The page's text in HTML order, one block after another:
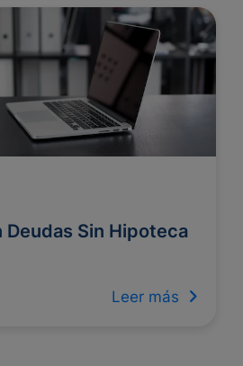
Deudas Sin Hipoteca
Leer más